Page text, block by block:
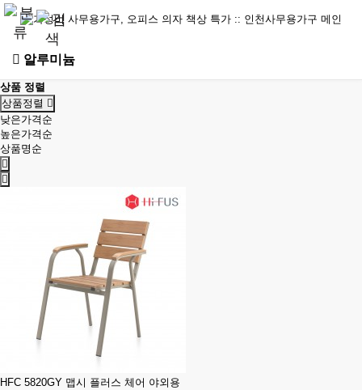
알루미늄
상품 정렬
상품정렬
낮은가격순
높은가격순
상품명순
HFC 5820GY 맵시 플러스 체어 야외용